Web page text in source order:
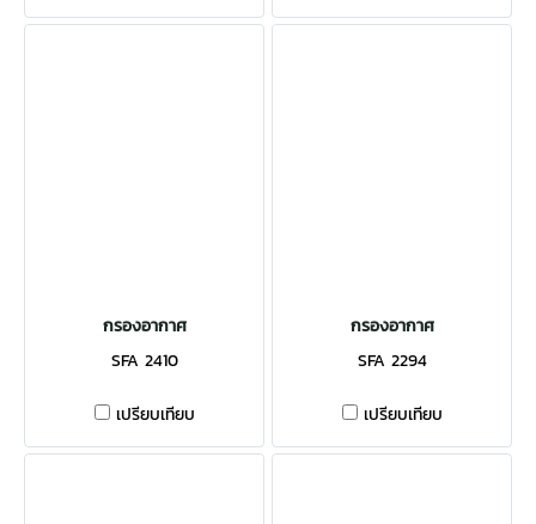
กรองอากาศ
SFA 2410
เปรียบเทียบ
กรองอากาศ
SFA 2294
เปรียบเทียบ